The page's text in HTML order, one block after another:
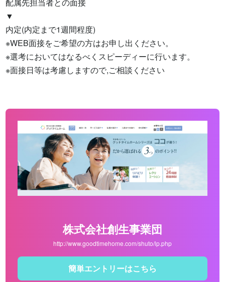
配属先担当者との面接
▼
内定(内定まで1週間程度)
※WEB面接をご希望の方はお申し出ください。
※選考においてはなるべくスピーディーに行います。
※面接日等は考慮しますので,ご相談ください
株式会社創生事業団
http://www.goodtimehome.com/shuto/lp.php
簡単エントリーはこちら